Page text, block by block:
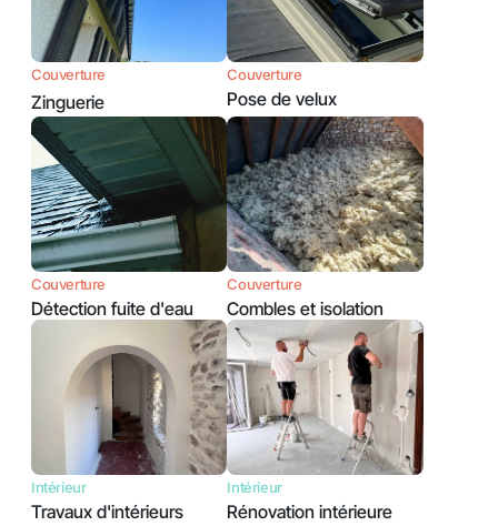
Couverture
Zinguerie
Couverture
Pose de velux
Couverture
Détection fuite d'eau
Couverture
Combles et isolation
Intérieur
Travaux d'intérieurs
Intérieur
Rénovation intérieure